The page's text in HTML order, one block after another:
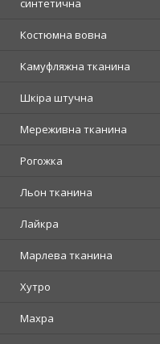
синтетична
Костюмна вовна
Камуфляжна тканина
Шкіра штучна
Мереживна тканина
Рогожка
Льон тканина
Лайкра
Марлева тканина
Хутро
Махра